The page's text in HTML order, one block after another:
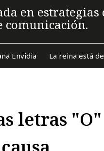
en
comunicación.
Envidia La reina está
letras